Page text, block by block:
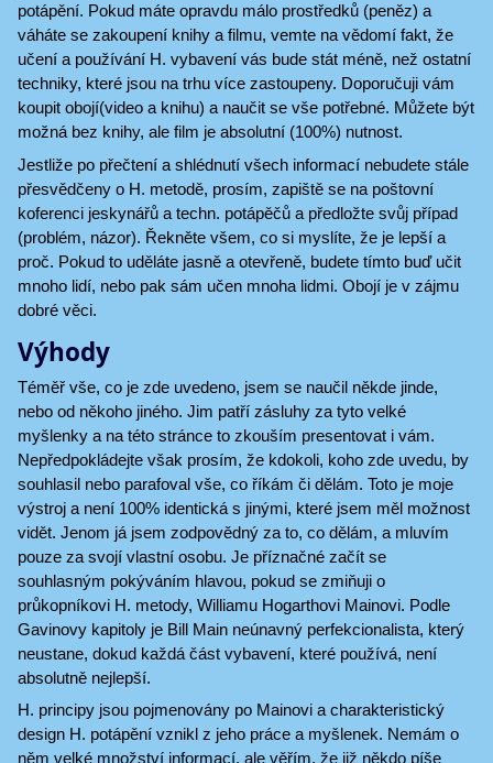
potápění. Pokud máte opravdu málo prostředků (peněz) a
váháte se zakoupení knihy a filmu, vemte na vědomí fakt, že
učení a používání H. vybavení vás bude stát méně, než ostatní
techniky, které jsou na trhu více zastoupeny. Doporučuji vám
koupit obojí(video a knihu) a naučit se vše potřebné. Můžete být
možná bez knihy, ale film je absolutní (100%) nutnost.
Jestliže po přečtení a shlédnutí všech informací nebudete stále
přesvědčeny o H. metodě, prosím, zapiště se na poštovní
koferenci jeskynářů a techn. potápěčů a předložte svůj případ
(problém, názor). Řekněte všem, co si myslíte, že je lepší a
proč. Pokud to uděláte jasně a otevřeně, budete tímto buď učit
mnoho lidí, nebo pak sám učen mnoha lidmi. Obojí je v zájmu
dobré věci.
Výhody
Téměř vše, co je zde uvedeno, jsem se naučil někde jinde,
nebo od někoho jiného. Jim patří zásluhy za tyto velké
myšlenky a na této stránce to zkouším presentovat i vám.
Nepředpokládejte však prosím, že kdokoli, koho zde uvedu, by
souhlasil nebo parafoval vše, co říkám či dělám. Toto je moje
výstroj a není 100% identická s jinými, které jsem měl možnost
vidět. Jenom já jsem zodpovědný za to, co dělám, a mluvím
pouze za svojí vlastní osobu. Je příznačné začít se
souhlasným pokýváním hlavou, pokud se zmiňuji o
průkopníkovi H. metody, Williamu Hogarthovi Mainovi. Podle
Gavinovy kapitoly je Bill Main neúnavný perfekcionalista, který
neustane, dokud každá část vybavení, které používá, není
absolutně nejlepší.
H. principy jsou pojmenovány po Mainovi a charakteristický
design H. potápění vznikl z jeho práce a myšlenek. Nemám o
něm velké množství informací, ale věřím, že již někdo píše